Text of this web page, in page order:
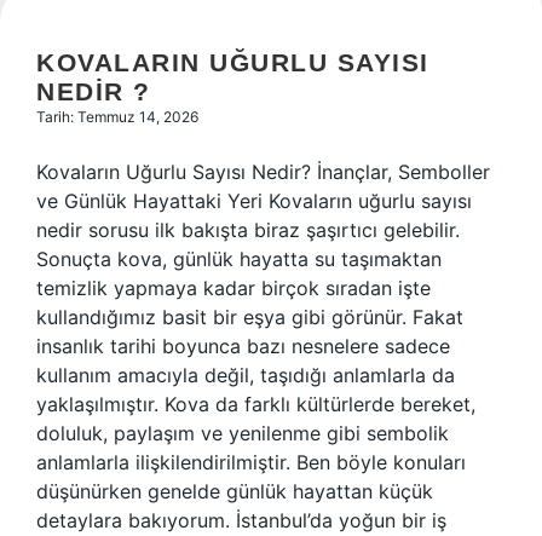
KOVALARIN UĞURLU SAYISI
NEDIR ?
Tarih: Temmuz 14, 2026
Kovaların Uğurlu Sayısı Nedir? İnançlar, Semboller
ve Günlük Hayattaki Yeri Kovaların uğurlu sayısı
nedir sorusu ilk bakışta biraz şaşırtıcı gelebilir.
Sonuçta kova, günlük hayatta su taşımaktan
temizlik yapmaya kadar birçok sıradan işte
kullandığımız basit bir eşya gibi görünür. Fakat
insanlık tarihi boyunca bazı nesnelere sadece
kullanım amacıyla değil, taşıdığı anlamlarla da
yaklaşılmıştır. Kova da farklı kültürlerde bereket,
doluluk, paylaşım ve yenilenme gibi sembolik
anlamlarla ilişkilendirilmiştir. Ben böyle konuları
düşünürken genelde günlük hayattan küçük
detaylara bakıyorum. İstanbul’da yoğun bir iş